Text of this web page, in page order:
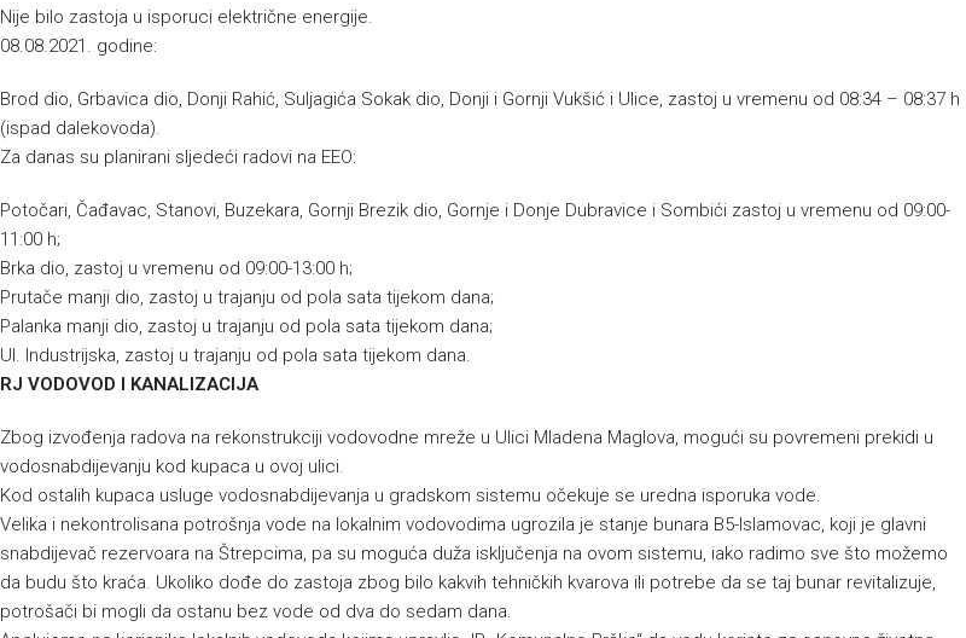
Nije bilo zastoja u isporuci električne energije.
08.08.2021. godine:
Brod dio, Grbavica dio, Donji Rahić, Suljagića Sokak dio, Donji i Gornji Vukšić i Ulice, zastoj u vremenu od 08:34 – 08:37 h
(ispad dalekovoda).
Za danas su planirani sljedeći radovi na EEO:
Potočari, Čađavac, Stanovi, Buzekara, Gornji Brezik dio, Gornje i Donje Dubravice i Sombići zastoj u vremenu od 09:00-
11:00 h;
Brka dio, zastoj u vremenu od 09:00-13:00 h;
Prutače manji dio, zastoj u trajanju od pola sata tijekom dana;
Palanka manji dio, zastoj u trajanju od pola sata tijekom dana;
Ul. Industrijska, zastoj u trajanju od pola sata tijekom dana.
RJ VODOVOD I KANALIZACIJA
Zbog izvođenja radova na rekonstrukciji vodovodne mreže u Ulici Mladena Maglova, mogući su povremeni prekidi u
vodosnabdijevanju kod kupaca u ovoj ulici.
Kod ostalih kupaca usluge vodosnabdijevanja u gradskom sistemu očekuje se uredna isporuka vode.
Velika i nekontrolisana potrošnja vode na lokalnim vodovodima ugrozila je stanje bunara B5-Islamovac, koji je glavni
snabdijevač rezervoara na Štrepcima, pa su moguća duža isključenja na ovom sistemu, iako radimo sve što možemo
da budu što kraća. Ukoliko dođe do zastoja zbog bilo kakvih tehničkih kvarova ili potrebe da se taj bunar revitalizuje,
potrošači bi mogli da ostanu bez vode od dva do sedam dana.